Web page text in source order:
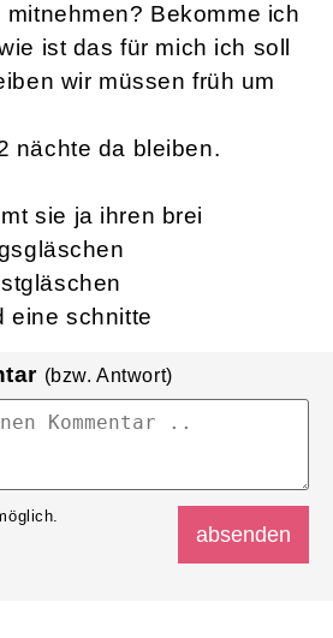
Bekomme ich
ist das für mich ich soll
wir müssen früh um
nächte da bleiben.
sie ja ihren brei
eine schnitte
(bzw. Antwort)